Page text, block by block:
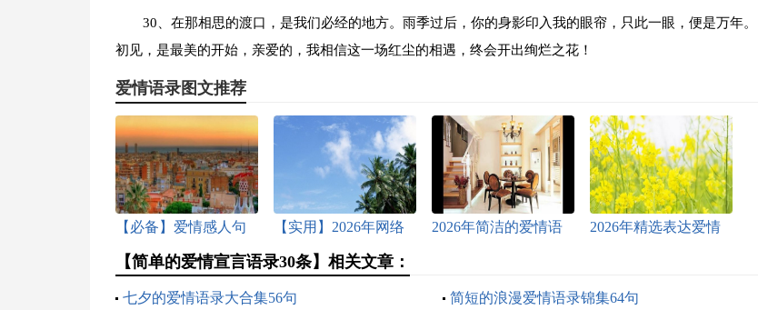
30、在那相思的渡口，是我们必经的地方。雨季过后，你的身影印入我的眼帘，只此一眼，便是万年。
初见，是最美的开始，亲爱的，我相信这一场红尘的相遇，终会开出绚烂之花！
爱情语录图文推荐
【必备】爱情感人句
子摘录38句
【实用】2026年网络
爱情语句摘录70句
2026年简洁的爱情语
2026年精选表达爱情
【简单的爱情宣言语录30条】相关文章：
七夕的爱情语录大合集56句 简短的浪漫爱情语录锦集64句